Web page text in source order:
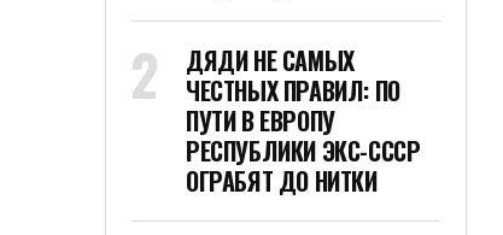
ДЯДИ НЕ САМЫХ
ЧЕСТНЫХ ПРАВИЛ: ПО
ПУТИ В ЕВРОПУ
РЕСПУБЛИКИ ЭКС-СССР
ОГРАБЯТ ДО НИТКИ